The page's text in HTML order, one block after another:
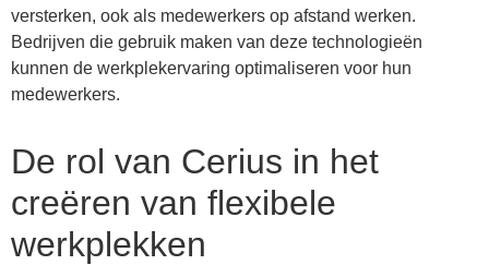
versterken, ook als medewerkers op afstand werken.
Bedrijven die gebruik maken van deze technologieën
kunnen de werkplekervaring optimaliseren voor hun
medewerkers.
De rol van Cerius in het
creëren van flexibele
werkplekken